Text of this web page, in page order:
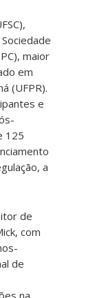
maior
em
(UFPR).
e
125
a
de
com
de
na